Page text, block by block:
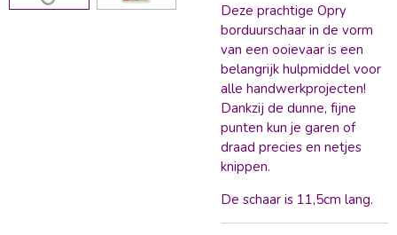
Deze prachtige Opry
borduurschaar in de vorm
van een ooievaar is een
belangrijk hulpmiddel voor
alle handwerkprojecten!
Dankzij de dunne, fijne
punten kun je garen of
draad precies en netjes
knippen.
De schaar is 11,5cm lang.